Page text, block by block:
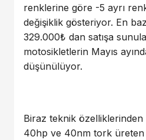
renklerine göre -5 ayrı
değişiklik gösteriyor. En
329.000₺ dan satışa
motosikletlerin Mayıs
düşünülüyor.
Biraz teknik
40hp ve 40nm tork